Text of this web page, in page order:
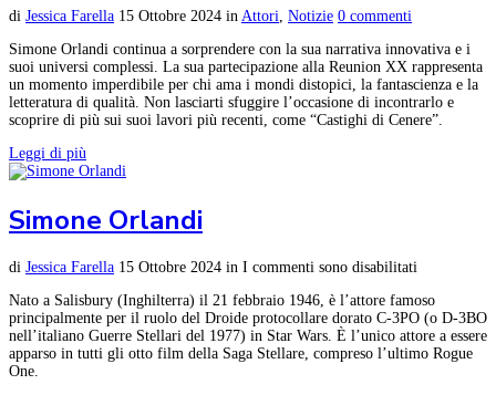
di Jessica Farella 15 Ottobre 2024 in Attori Notizie 0 commenti
Simone Orlandi continua a sorprendere con la sua narrativa innovativa e i
suoi universi complessi. La sua partecipazione alla Reunion XX rappresenta
un momento imperdibile per chi ama i mondi distopici, la fantascienza e la
letteratura di qualità. Non lasciarti sfuggire l’occasione di incontrarlo e
scoprire di più sui suoi lavori più recenti, come “Castighi di Cenere”.
Leggi di più
Simone Orlandi
di Jessica Farella 15 Ottobre 2024 in I commenti sono disabilitati
Nato a Salisbury (Inghilterra) il 21 febbraio 1946, è l’attore famoso
principalmente per il ruolo del Droide protocollare dorato C-3PO (o D-3BO
nell’italiano Guerre Stellari del 1977) in Star Wars. È l’unico attore a essere
apparso in tutti gli otto film della Saga Stellare, compreso l’ultimo Rogue
One.